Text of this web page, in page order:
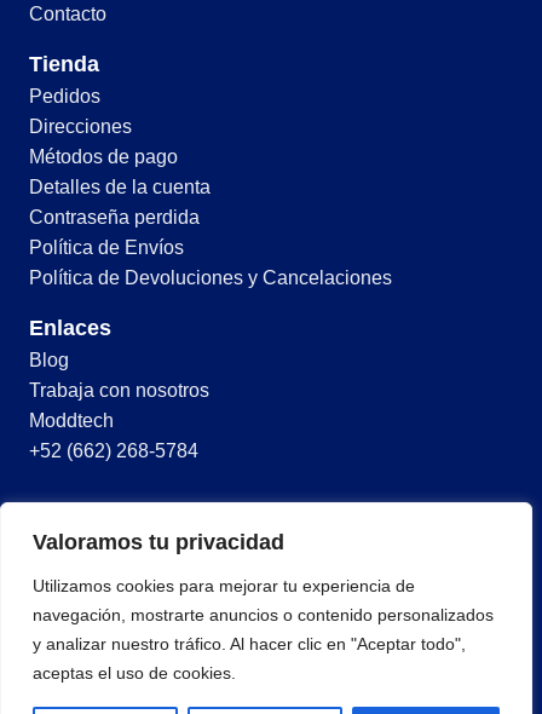
Valoramos tu privacidad
Utilizamos cookies para mejorar tu experiencia de
navegación, mostrarte anuncios o contenido personalizados
y analizar nuestro tráfico. Al hacer clic en "Aceptar todo",
aceptas el uso de cookies.
Contacto
Tienda
Pedidos
Direcciones
Métodos de pago
Detalles de la cuenta
Contraseña perdida
Política de Envíos
Política de Devoluciones y Cancelaciones
Enlaces
Blog
Trabaja con nosotros
Moddtech
+52 (662) 268-5784
© 2026 Todos los derechos reservados
Política de privacidad